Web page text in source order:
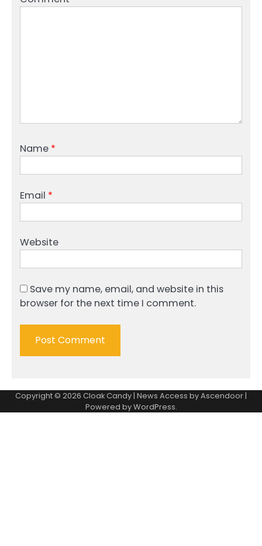
Name *
Email *
Website
Save my name, email, and website in this
browser for the next time I comment.
Copyright © 2026 Cloak Candy | News Access byAscendoor |
Powered byWordPress.